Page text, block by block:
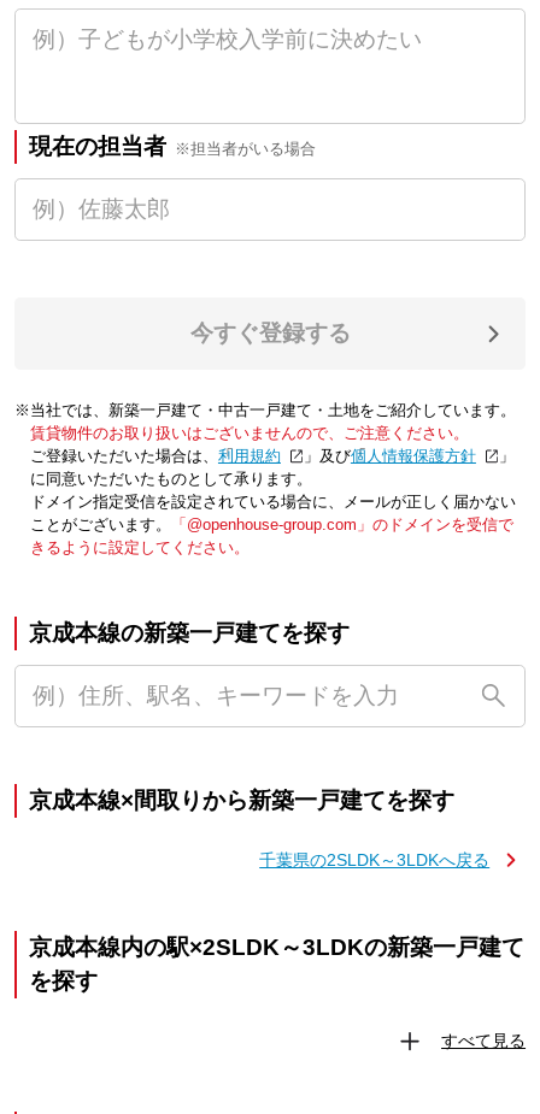
現在の担当者 ※担当者がいる場合
今すぐ登録する
※当社では、新築一戸建て・中古一戸建て・土地をご紹介しています。
賃貸物件のお取り扱いはございませんので、ご注意ください。
ご登録いただいた場合は、「利用規約 」及び「個人情報保護方針
」
に同意いただいたものとして承ります。
ドメイン指定受信を設定されている場合に、メールが正しく届かない
ことがございます。
「@openhouse-group.com」のドメインを受信で
きるように設定してください。
京成本線の新築一戸建てを探す
京成本線×間取りから新築一戸建てを探す
千葉県の2SLDK～3LDKへ戻る
京成本線内の駅×2SLDK～3LDKの新築一戸建て
を探す
すべて見る